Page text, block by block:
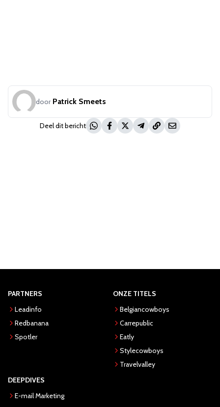
door Patrick Smeets
Deel dit bericht
PARTNERS
Leadinfo
Redbanana
Spotler
ONZE TITELS
Belgiancowboys
Carrepublic
Eatly
Stylecowboys
Travelvalley
DEEPDIVES
E-mail Marketing